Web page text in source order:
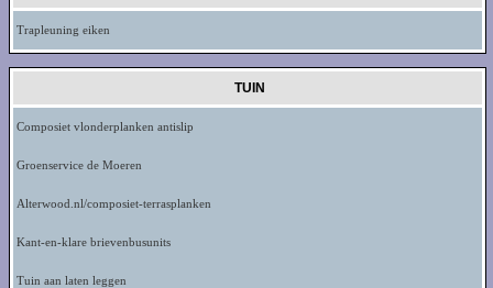
Trapleuning eiken
TUIN
Composiet vlonderplanken antislip
Groenservice de Moeren
Alterwood.nl/composiet-terrasplanken
Kant-en-klare brievenbusunits
Tuin aan laten leggen